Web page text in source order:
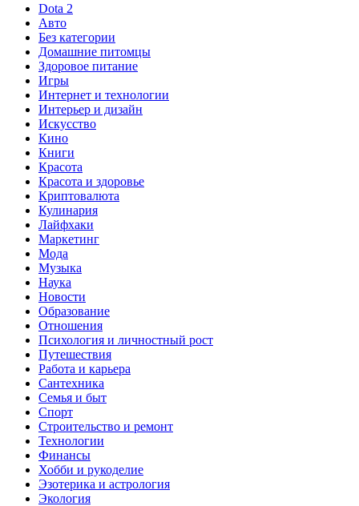
Dota 2
Авто
Без категории
Домашние питомцы
Здоровое питание
Игры
Интернет и технологии
Интерьер и дизайн
Искусство
Кино
Книги
Красота
Красота и здоровье
Криптовалюта
Кулинария
Лайфхаки
Маркетинг
Мода
Музыка
Наука
Новости
Образование
Отношения
Психология и личностный рост
Путешествия
Работа и карьера
Сантехника
Семья и быт
Спорт
Строительство и ремонт
Технологии
Финансы
Хобби и рукоделие
Эзотерика и астрология
Экология